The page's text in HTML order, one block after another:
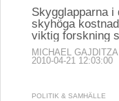
Skygglapparna
skyhöga
viktig forskning
MICHAEL GAJDITZA
2010-04-21 12:03:00
POLITIK & SAMHÄLLE